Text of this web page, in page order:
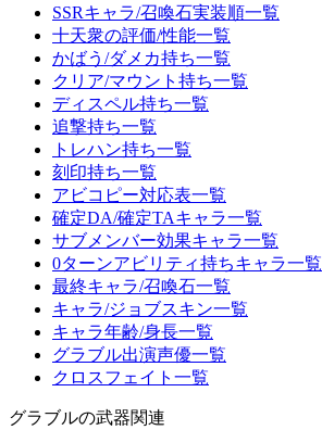
SSRキャラ/召喚石実装順一覧
十天衆の評価/性能一覧
かばう/ダメカ持ち一覧
クリア/マウント持ち一覧
ディスペル持ち一覧
追撃持ち一覧
トレハン持ち一覧
刻印持ち一覧
アビコピー対応表一覧
確定DA/確定TAキャラ一覧
サブメンバー効果キャラ一覧
0ターンアビリティ持ちキャラ一覧
最終キャラ/召喚石一覧
キャラ/ジョブスキン一覧
キャラ年齢/身長一覧
グラブル出演声優一覧
クロスフェイト一覧
グラブルの武器関連